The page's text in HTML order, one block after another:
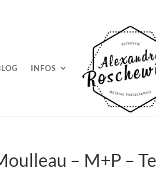
INFOS
– M+P –